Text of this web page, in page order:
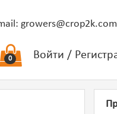
growers@crop2k.com
Войти /
0